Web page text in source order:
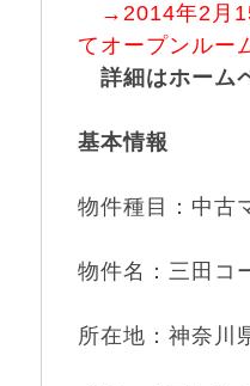
→2014年2月
てオープンルー
詳細はホーム
基本情報
物件種目：中古
物件名：三田
所在地：神奈川